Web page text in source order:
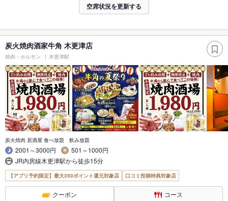
空席状況を更新する
炭火焼肉酒家牛角 木更津店
焼肉・ホルモン 木更津駅
炭火焼肉 居酒屋 食べ放題 飲み放題
2001～3000円
501～1000円
JR内房線木更津駅から徒歩15分
【アプリ予約限定】最大350ポイント還元対象店 口コミ投稿特典対象店
クーポン コース